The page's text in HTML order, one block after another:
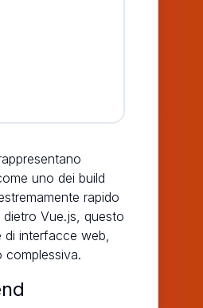
uno dei build
rapido
Vue.js, questo
di interfacce web,
complessiva.